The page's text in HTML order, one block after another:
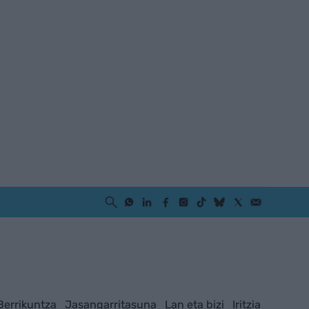
Jasangarritasuna Lan eta bizi Iritzia